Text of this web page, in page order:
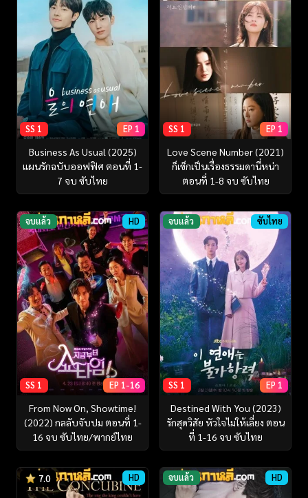
SS 1 EP 1
Business As Usual (2025)
แผนรักฉบับออฟฟิศ ตอนที่ 1-
7 จบ ซับไทย
SS 1 EP 1
Love Scene Number (2021)
ก็เซ็กเป็นเรื่องธรรมดานี่หน่า
ตอนที่ 1-8 จบ ซับไทย
จบแล้ว HD
SS 1 EP 1-16
From Now On, Showtime!
(2022) กลลับจับปม ตอนที่ 1-
16 จบ ซับไทย/พากย์ไทย
จบแล้ว ซับไทย
SS 1 EP 1
Destined With You (2023)
รักสุดวิสัย หัวใจไม่ให้เลี่ยง ตอน
ที่ 1-16 จบ ซับไทย
7.0 HD จบแล้ว HD